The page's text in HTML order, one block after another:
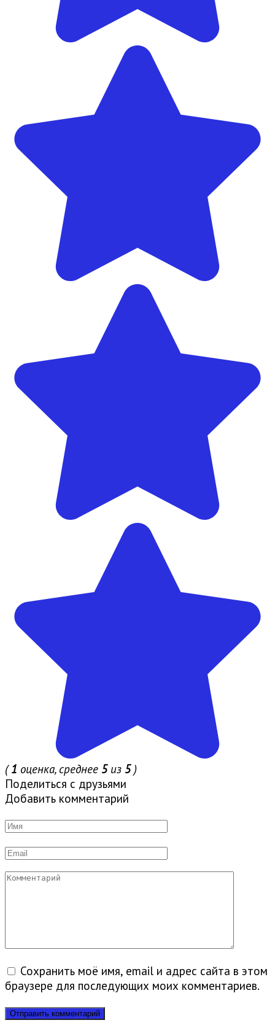
(1 оценка, среднее 5из 5)
Поделиться с друзьями
Добавить комментарий
Имя
Email
Комментарий
Сохранить моё имя, email и адрес сайта в этом
браузере для последующих моих комментариев.